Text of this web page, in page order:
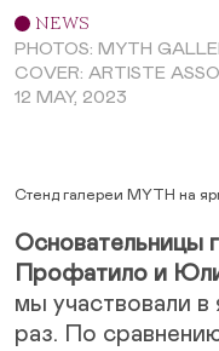
NEWS
PHOTOS: MYTH
COVER: ARTISTE
12 MAY, 2023
Стенд галереи MYTH на
Основательницы
Профатило и
мы участвовали
раз. По